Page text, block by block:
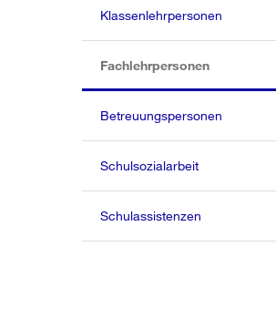
Klassenlehrpersonen
Fachlehrpersonen(aktiv)
Betreuungspersonen
Schulsozialarbeit
Schulassistenzen